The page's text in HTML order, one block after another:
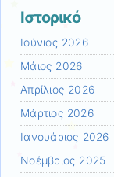
Ιστορικό
Ιούνιος 2026
Μάιος 2026
Απρίλιος 2026
Μάρτιος 2026
Ιανουάριος 2026
Νοέμβριος 2025